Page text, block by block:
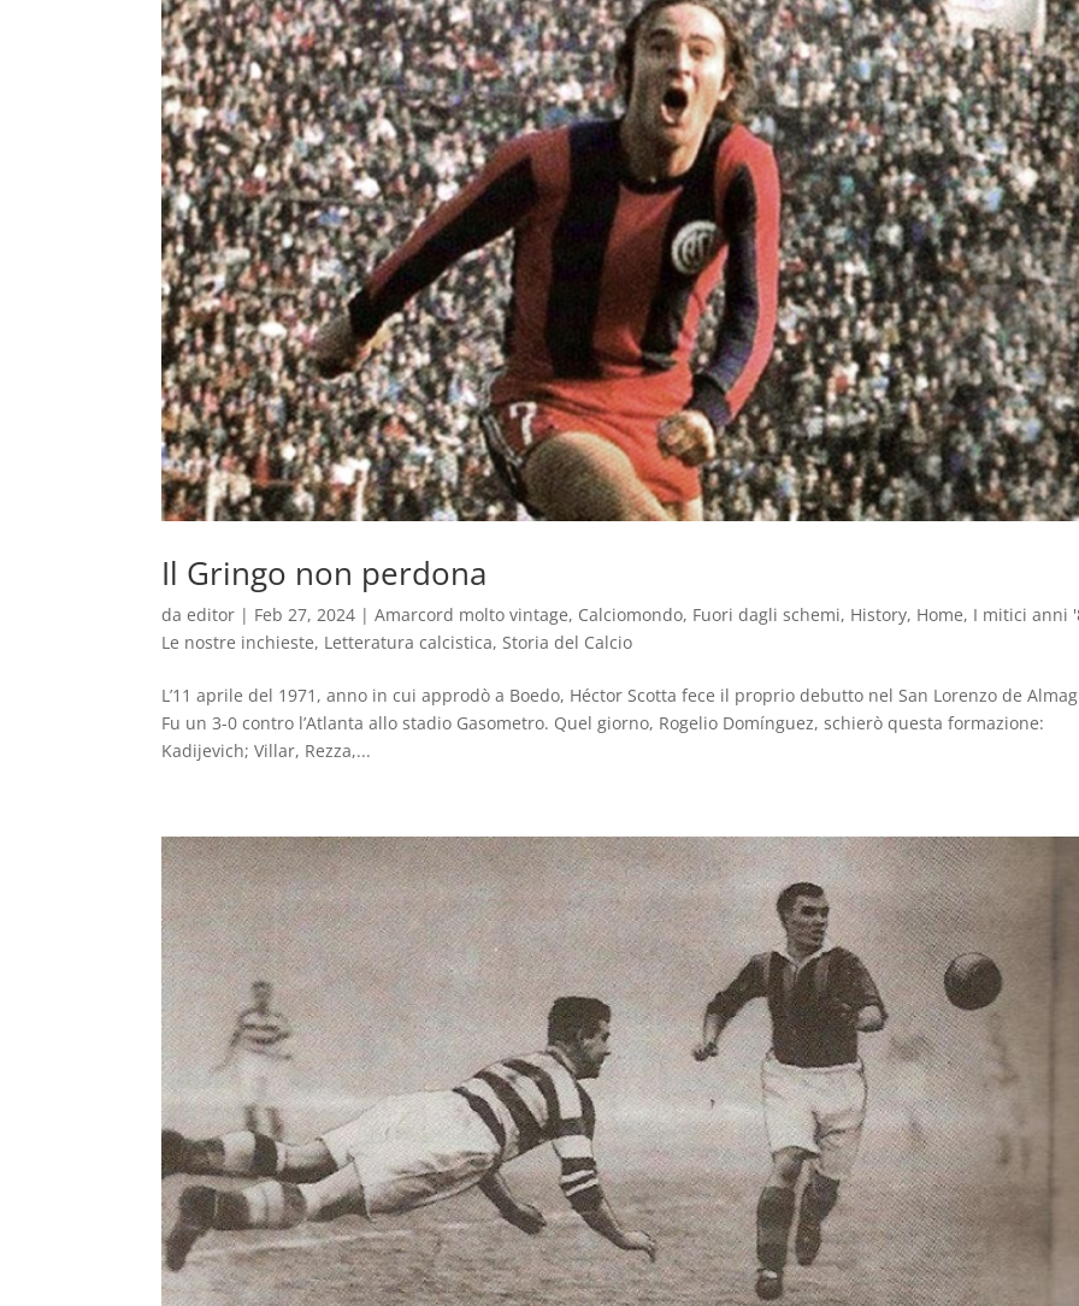
Il Gringo non perdona
daeditor | Feb 27, 2024 |Amarcord molto vintage, Calciomondo, Fuori dagli schemi, History, Home, I mitici anni
Le nostre inchieste, Letteratura calcistica,Storia del Calcio
L’11 aprile del 1971, anno in cui approdò a Boedo, Héctor Scotta fece il proprio debutto nel San Lorenzo de
Fu un 3-0 contro l’Atlanta allo stadio Gasometro. Quel giorno, Rogelio Domínguez, schierò questa formazione:
Kadijevich; Villar, Rezza,...